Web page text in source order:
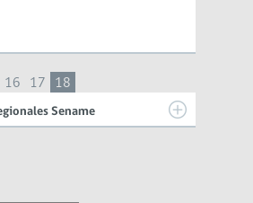
16 17 18
Sename